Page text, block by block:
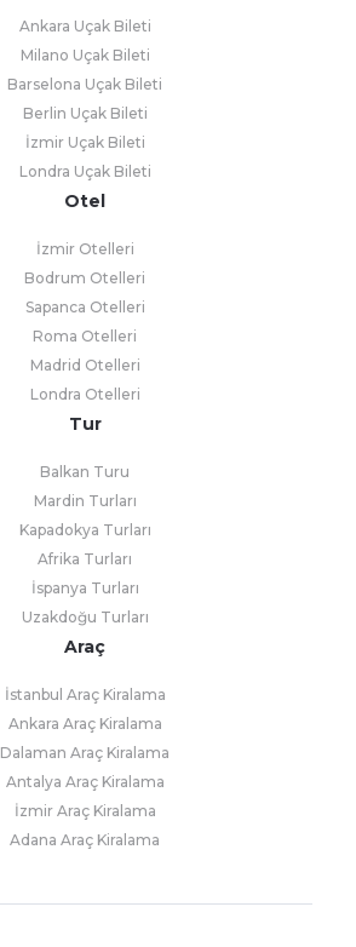
Ankara Uçak Bileti
Milano Uçak Bileti
Barselona Uçak Bileti
Berlin Uçak Bileti
İzmir Uçak Bileti
Londra Uçak Bileti
Otel
İzmir Otelleri
Bodrum Otelleri
Sapanca Otelleri
Roma Otelleri
Madrid Otelleri
Londra Otelleri
Tur
Balkan Turu
Mardin Turları
Kapadokya Turları
Afrika Turları
İspanya Turları
Uzakdoğu Turları
Araç
İstanbul Araç Kiralama
Ankara Araç Kiralama
Dalaman Araç Kiralama
Antalya Araç Kiralama
İzmir Araç Kiralama
Adana Araç Kiralama